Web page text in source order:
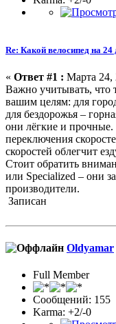
Re: Какой велосипед на
« Ответ #1 : Марта 24,
Важно учитывать, что
вашим целям: для
для бездорожья –
они лёгкие и
переключения
скоростей облегчит
Стоит обратить
или Specialized – они
производители.
Записан
Oldyamar
Full Member
Сообщений: 155
Karma: +2/-0